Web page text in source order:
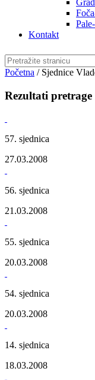
Općine
Kontakt
Sjednice Vlade